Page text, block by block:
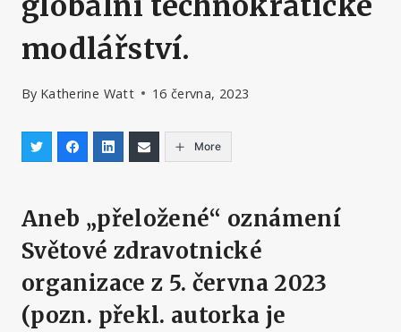
modlářství.
By Katherine Watt 16 června, 2023
More
Aneb „přeložené“ oznámení
Světové zdravotnické
organizace z 5. června 2023
(pozn. překl. autorka je